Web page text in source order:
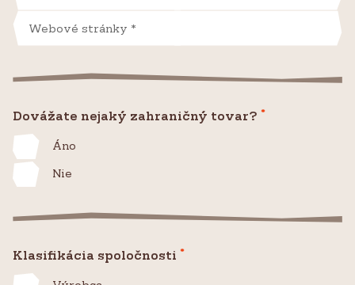
Dovážate nejaký zahraničný tovar? *
Áno
Nie
Klasifikácia spoločnosti *